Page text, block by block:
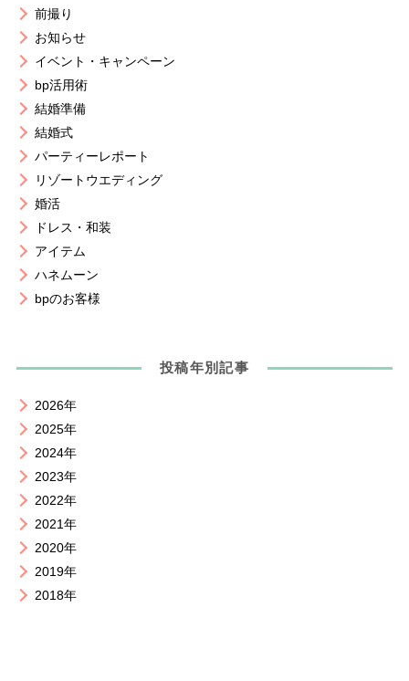
前撮り
お知らせ
イベント・キャンペーン
bp活用術
結婚準備
結婚式
パーティーレポート
リゾートウエディング
婚活
ドレス・和装
アイテム
ハネムーン
bpのお客様
投稿年別記事
2026年
2025年
2024年
2023年
2022年
2021年
2020年
2019年
2018年